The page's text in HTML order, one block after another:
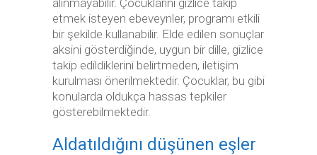
etmek isteyen ebeveynler, programı etkili
bir şekilde kullanabilir. Elde edilen sonuçlar
aksini gösterdiğinde, uygun bir dille, gizlice
takip edildiklerini belirtmeden, iletişim
kurulması önerilmektedir. Çocuklar, bu gibi
konularda oldukça hassas tepkiler
gösterebilmektedir.
Aldatıldığını düşünen eşler